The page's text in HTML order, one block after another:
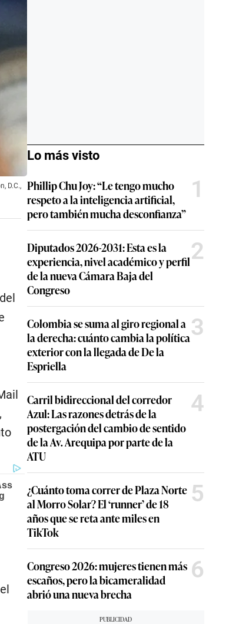
D.C.,
del
Lo más visto
Phillip Chu Joy: “Le tengo mucho
respeto a la inteligencia artificial,
pero también mucha desconfianza”
1
Diputados 2026-2031: Esta es la
experiencia, nivel académico y perfil
de la nueva Cámara Baja del
Congreso
2
Colombia se suma al giro regional a
la derecha: cuánto cambia la política
exterior con la llegada de De la
Espriella
3
Carril bidireccional del corredor
Azul: Las razones detrás de la
postergación del cambio de sentido
de la Av. Arequipa por parte de la
ATU
4
¿Cuánto toma correr de Plaza Norte
al Morro Solar? El ‘runner’ de 18
años que se reta ante miles en
TikTok
5
Congreso 2026: mujeres tienen más
escaños, pero la bicameralidad
abrió una nueva brecha
6